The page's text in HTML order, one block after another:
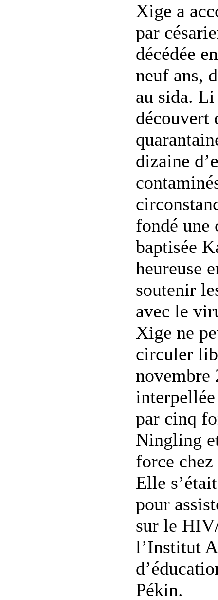
Xige a
par
décédée
neuf ans,
au sida. Li
découvert
dizaine
fondé une
baptisée
heureuse
soutenir
avec le
Xige ne
circuler
novembre
par cinq
Ningling
force
Elle
pour
sur le
l’Institut
Pékin.